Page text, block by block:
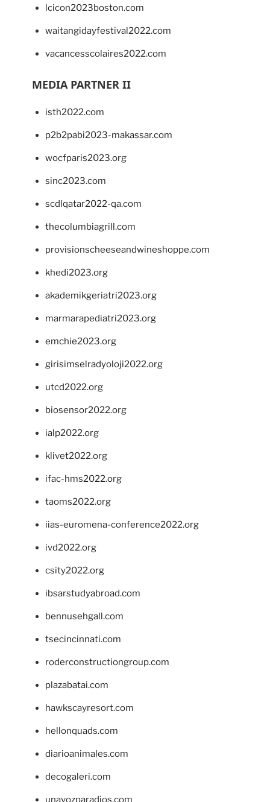
lcicon2023boston.com
waitangidayfestival2022.com
vacancesscolaires2022.com
MEDIA PARTNER II
isth2022.com
p2b2pabi2023-makassar.com
wocfparis2023.org
sinc2023.com
scdlqatar2022-qa.com
thecolumbiagrill.com
provisionscheeseandwineshoppe.com
khedi2023.org
akademikgeriatri2023.org
marmarapediatri2023.org
emchie2023.org
girisimselradyoloji2022.org
utcd2022.org
biosensor2022.org
ialp2022.org
klivet2022.org
ifac-hms2022.org
taoms2022.org
iias-euromena-conference2022.org
ivd2022.org
csity2022.org
ibsarstudyabroad.com
bennusehgall.com
tsecincinnati.com
roderconstructiongroup.com
plazabatai.com
hawkscayresort.com
hellonquads.com
diarioanimales.com
decogaleri.com
unavozparadios.com